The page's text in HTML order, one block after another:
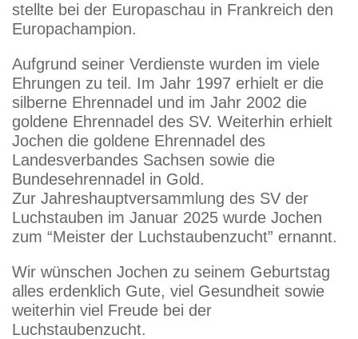
stellte bei der Europaschau in Frankreich den
Europachampion.
Aufgrund seiner Verdienste wurden im viele
Ehrungen zu teil. Im Jahr 1997 erhielt er die
silberne Ehrennadel und im Jahr 2002 die
goldene Ehrennadel des SV. Weiterhin erhielt
Jochen die goldene Ehrennadel des
Landesverbandes Sachsen sowie die
Bundesehrennadel in Gold.
Zur Jahreshauptversammlung des SV der
Luchstauben im Januar 2025 wurde Jochen
zum “Meister der Luchstaubenzucht” ernannt.
Wir wünschen Jochen zu seinem Geburtstag
alles erdenklich Gute, viel Gesundheit sowie
weiterhin viel Freude bei der
Luchstaubenzucht.